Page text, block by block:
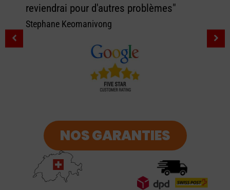
reviendrai pour d'autres problèmes"
Stephane Keomanivong
NOS GARANTIES